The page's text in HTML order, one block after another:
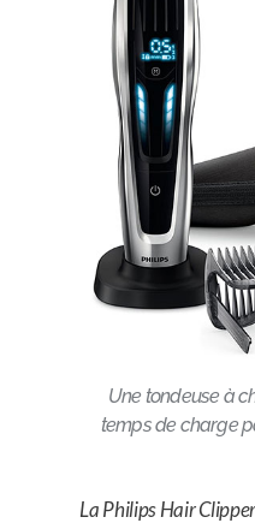
Une tondeuse à
temps de charge
La Philips Hair